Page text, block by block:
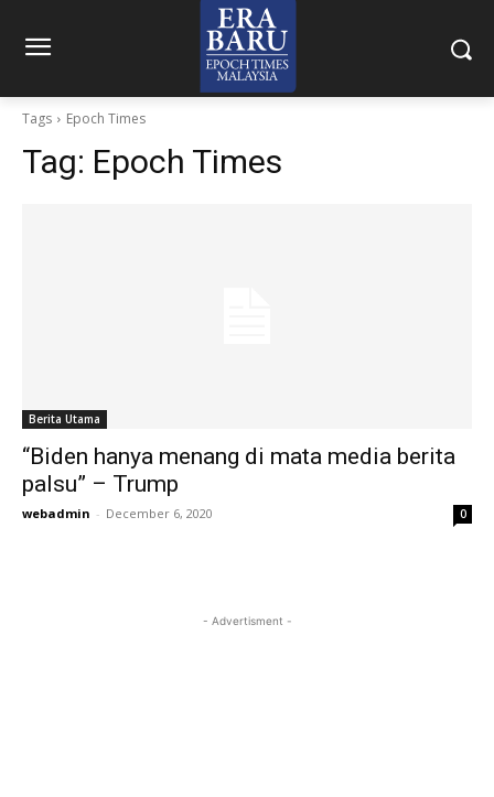
Tags Epoch Times
Tag: Epoch Times
Berita Utama
“Biden hanya menang di mata media berita
palsu” – Trump
webadmin - December 6, 2020 0
- Advertisment -